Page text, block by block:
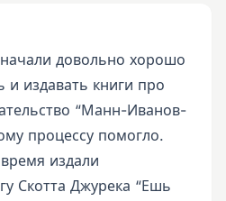
довольно хорошо
и издавать книги про
“Манн-Иванов-
процессу помогло.
издали
Скотта Джурека “Ешь